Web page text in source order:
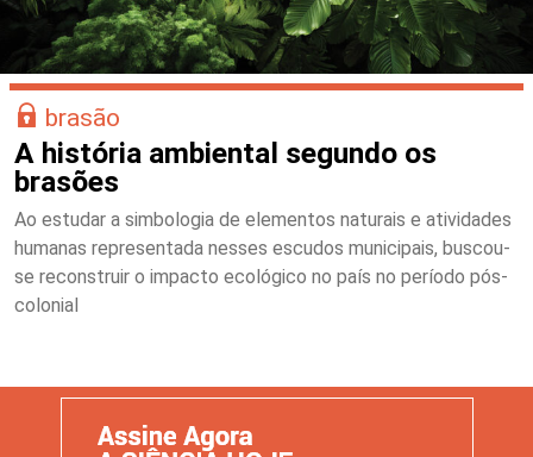
brasão
A história ambiental segundo os
brasões
Ao estudar a simbologia de elementos naturais e atividades
humanas representada nesses escudos municipais, buscou-
se reconstruir o impacto ecológico no país no período pós-
colonial